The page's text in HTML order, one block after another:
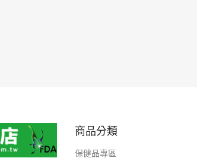
商品分類
保健品專區